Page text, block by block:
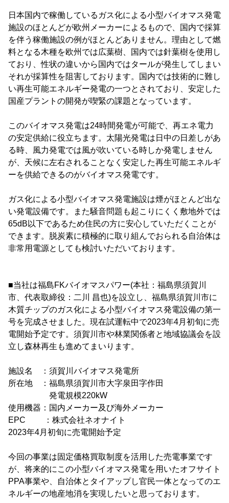
日本国内で稼働しているガス化による小型バイオマス発電
施設のほとんどが欧州メーカーによるもので、国内で採算
を伴う稼働施設の例がほとんどありません。理由として燃
料となる木種を欧州では広葉樹、国内では針葉樹を使用し
ており、性状の違いから国内ではタールが発生してしまい
それが採算性を阻害しております。国内では技術的に難し
い再生可能エネルギー発電の一つとされており、安定した
国産プラントの開発が喫緊の課題となっています。
このバイオマス発電は24時間発電が可能で、再エネ電力
の安定供給に役立ちます。太陽光発電は日中の日差しがあ
る時、風力発電では風が吹いている時しか発電しません
が、天候に左右されることなく安定した再生可能エネルギ
ーを供給できるのがバイオマス発電です。
ガス化による小型バイオマス発電施設は煙がほとんど出な
い発電設備です。また騒音問題も起こりにくく敷地外では
65dB以下であるため住民の方に安心していただくことが
できます。脱炭素に積極的に取り組んでおられる自治体は
非常用電源としても検討いただいております。
■当社は福島FKバイオマスパワー(本社：福島県須賀川
市、代表取締役：二川 昌也)を設立し、福島県須賀川市に
木質チップのガス化による小型バイオマス発電設備の第一
号を完成させました。現在試運転中で2023年4月初旬に売
電開始予定です。須賀川市や林業関係者と地域協議会を設
立し森林再生も進めてまいります。
施設名 ：須賀川バイオマス発電所
所在地 ：福島県須賀川市大字泉田字作田
発電規模220kW
使用機器：国内メーカー及び海外メーカー
EPC ：株式会社ネオナイト
2023年4月初旬に売電開始予定
今回の事業は固定価格買取制度を活用した売電事業です
が、将来的にこの小型バイオマス発電を用いたオフサイト
PPA事業や、自治体とタイアップし官民一体となってのエ
ネルギーの地産地消を実現したいと思っております。